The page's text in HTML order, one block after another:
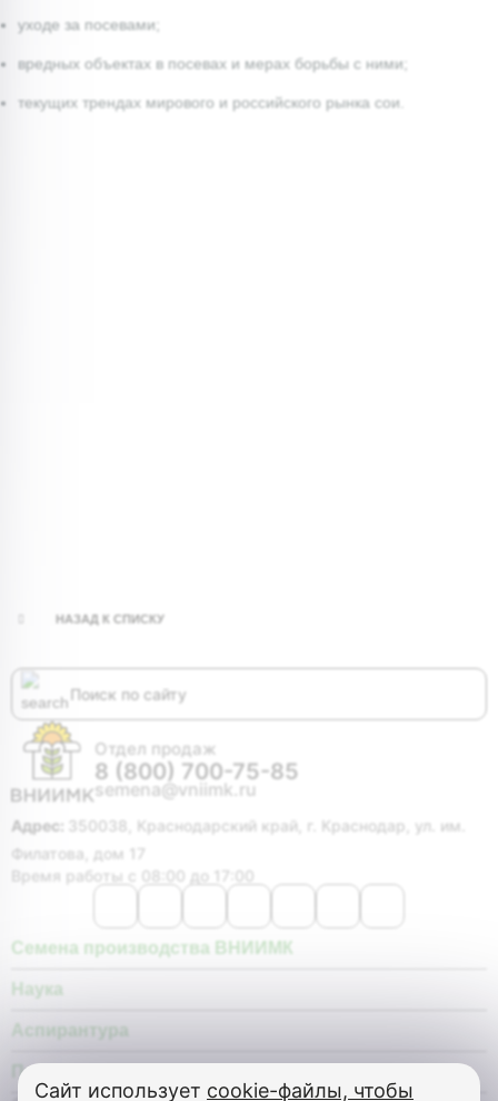
уходе за посевами;
вредных объектах в посевах и мерах борьбы с ними;
текущих трендах мирового и российского рынка сои.
НАЗАД К СПИСКУ
Отдел продаж
8 (800) 700-75-85
semena@vniimk.ru
Адрес:
350038, Краснодарский край, г. Краснодар, ул. им.
Филатова, дом 17
Время работы с 08:00 до 17:00
Семена производства ВНИИМК
Наука
Аспирантура
Покупателю
Сайт использует cookie-файлы, чтобы